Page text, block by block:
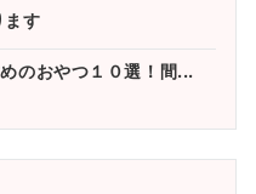
ます
のおやつ１０選！間...